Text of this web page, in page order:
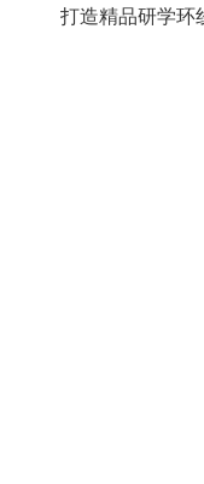
打造精品研学环